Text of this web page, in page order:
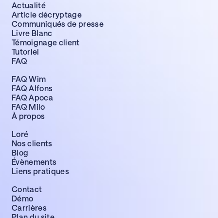
Actualité
Article décryptage
Communiqués de presse
Livre Blanc
Témoignage client
Tutoriel
FAQ
FAQ Wim
FAQ Alfons
FAQ Apoca
FAQ Milo
À propos
Loré
Nos clients
Blog
Évènements
Liens pratiques
Contact
Démo
Carrières